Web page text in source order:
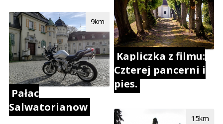
Pałac
Salwatorianow
9km
Kapliczka z filmu:
Czterej pancerni i
pies.
15km